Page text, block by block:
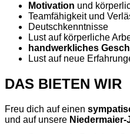
Motivation und
Teamfähigkeit und
Deutschkenntnisse
Lust auf körperliche
handwerkliches
Lust auf neue
DAS BIETEN WIR
Freu dich auf einen
und auf unsere Niedermaier-